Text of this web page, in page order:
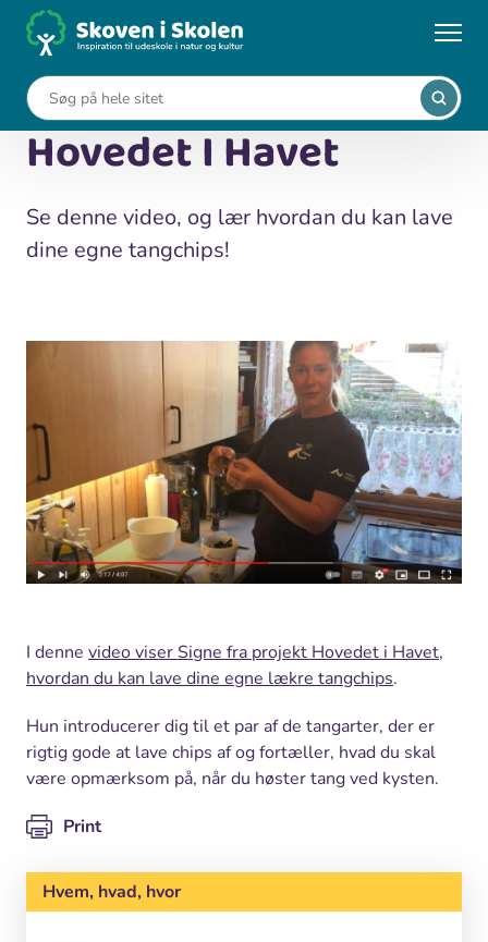
... Medier Tangchips med Hovedet I Havet
Tangchips med
Hovedet I Havet
Se denne video, og lær hvordan du kan lave
dine egne tangchips!
I denne video viser Signe fra projekt Hovedet i Havet,
hvordan du kan lave dine egne lækre tangchips.
Hun introducerer dig til et par af de tangarter, der er
rigtig gode at lave chips af og fortæller, hvad du skal
være opmærksom på, når du høster tang ved kysten.
Print
Hvem, hvad, hvor